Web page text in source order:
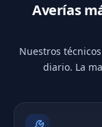
Averías
Nuestros
diario. La